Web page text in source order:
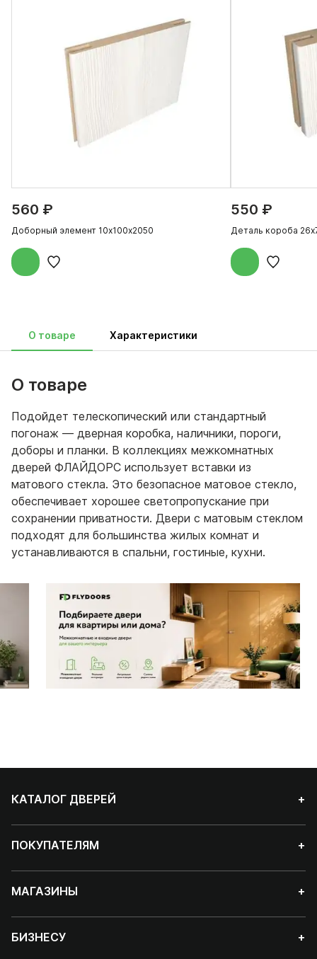
560 ₽
Доборный элемент 10х100х2050
550 ₽
Деталь короба
О товаре Характеристики
О товаре
Подойдет телескопический или стандартный
погонаж — дверная коробка, наличники, пороги,
доборы и планки. В коллекциях межкомнатных
дверей ФЛАЙДОРС использует вставки из
матового стекла. Это безопасное матовое стекло,
обеспечивает хорошее светопропускание при
сохранении приватности. Двери с матовым стеклом
подходят для большинства жилых комнат и
устанавливаются в спальни, гостиные, кухни.
КАТАЛОГ ДВЕРЕЙ +
ПОКУПАТЕЛЯМ +
МАГАЗИНЫ +
БИЗНЕСУ +